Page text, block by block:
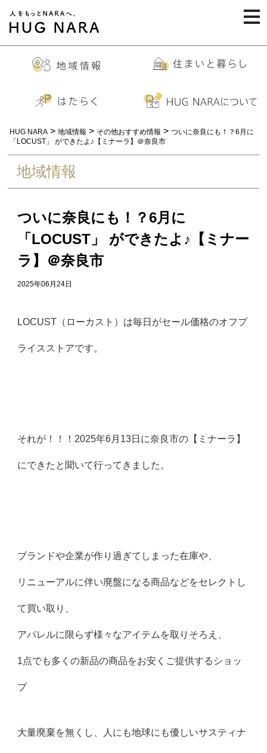
HUG NARA > 地域情報 > その他おすすめ情報 > ついに奈良にも！？6月に
「LOCUST」 ができたよ♪【ミナーラ】＠奈良市
地域情報
ついに奈良にも！？6月に
「LOCUST」 ができたよ♪【ミナー
ラ】＠奈良市
2025年06月24日
LOCUST（ローカスト）は毎日がセール価格のオフプ
ライスストアです。
それが！！！2025年6月13日に奈良市の【ミナーラ】
にできたと聞いて行ってきました。
ブランドや企業が作り過ぎてしまった在庫や、
リニューアルに伴い廃盤になる商品などをセレクトし
て買い取り、
アパレルに限らず様々なアイテムを取りそろえ、
1点でも多くの新品の商品をお安くご提供するショッ
プ
大量廃棄を無くし、人にも地球にも優しいサスティナ